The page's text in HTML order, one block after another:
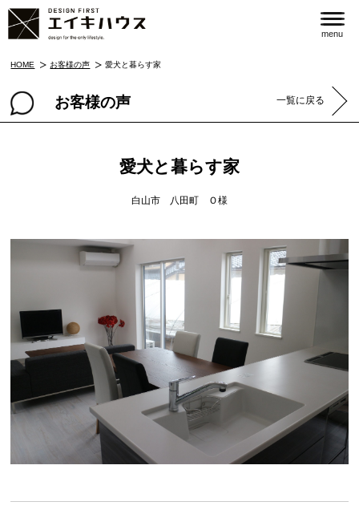
menu
HOME お客様の声 愛犬と暮らす家
お客様の声 一覧に戻る
愛犬と暮らす家
白山市 八田町 Ｏ様